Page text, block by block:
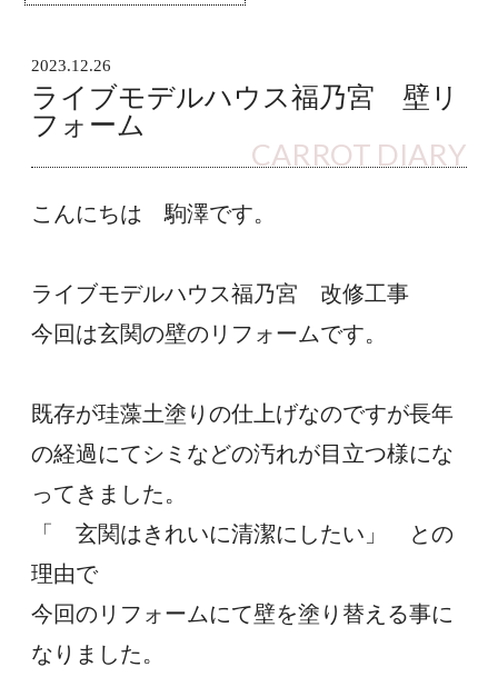
2023.12.26
ライブモデルハウス福乃宮 壁リ
フォーム
CARROT DIARY
こんにちは　駒澤です。
ライブモデルハウス福乃宮　改修工事
今回は玄関の壁のリフォームです。
既存が珪藻土塗りの仕上げなのですが長年
の経過にてシミなどの汚れが目立つ様にな
ってきました。
「　玄関はきれいに清潔にしたい」　との
理由で
今回のリフォームにて壁を塗り替える事に
なりました。